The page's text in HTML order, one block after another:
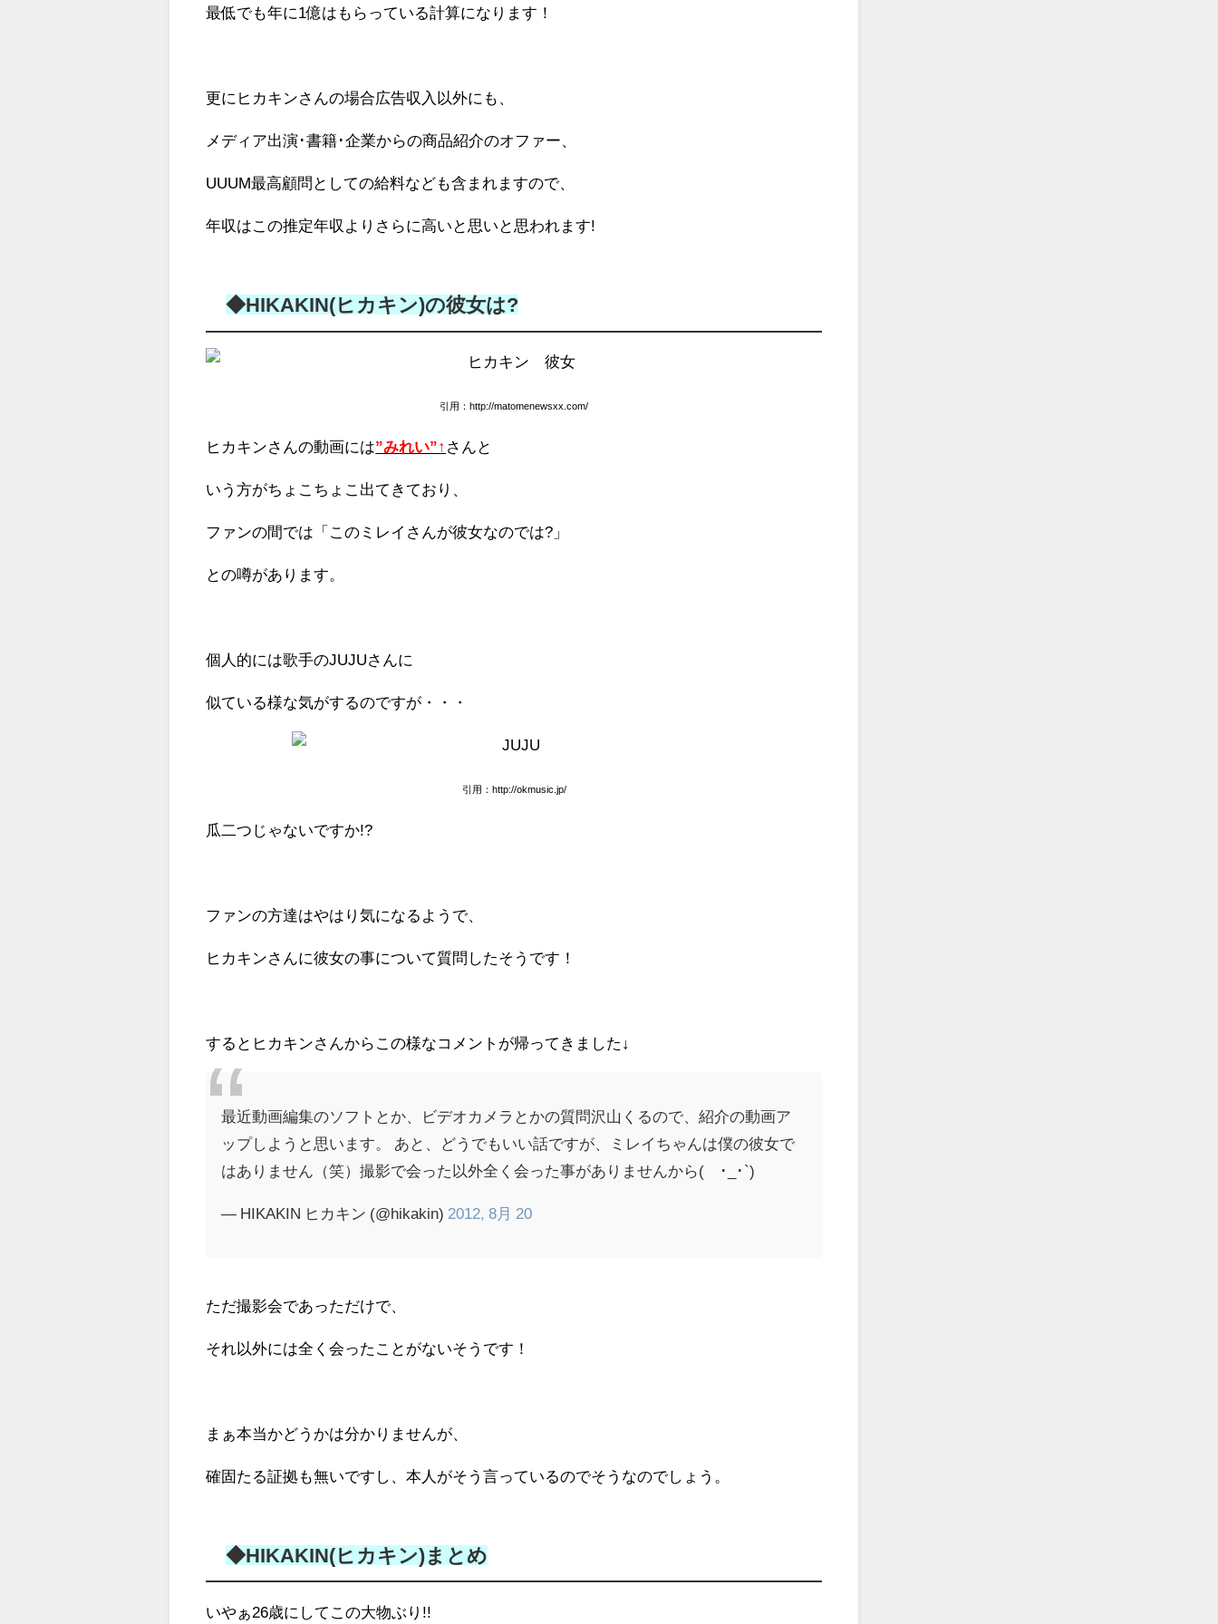
最低でも年に1億はもらっている計算になります！
更にヒカキンさんの場合広告収入以外にも、
メディア出演･書籍･企業からの商品紹介のオファー、
UUUM最高顧問としての給料なども含まれますので、
年収はこの推定年収よりさらに高いと思いと思われます!
◆HIKAKIN(ヒカキン)の彼女は?
引用：http://matomenewsxx.com/
ヒカキンさんの動画には”みれい”↑ さんと
いう方がちょこちょこ出てきており、
ファンの間では「このミレイさんが彼女なのでは?」
との噂があります。
個人的には歌手のJUJUさんに
似ている様な気がするのですが・・・
引用：http://okmusic.jp/
瓜二つじゃないですか!?
ファンの方達はやはり気になるようで、
ヒカキンさんに彼女の事について質問したそうです！
するとヒカキンさんからこの様なコメントが帰ってきました↓
最近動画編集のソフトとか、ビデオカメラとかの質問沢山くるので、紹介の動画ア
ップしようと思います。 あと、どうでもいい話ですが、ミレイちゃんは僕の彼女で
はありません（笑）撮影で会った以外全く会った事がありませんから(´･_･`)
— HIKAKIN ヒカキン (@hikakin) 2012, 8月 20
ただ撮影会であっただけで、
それ以外には全く会ったことがないそうです！
まぁ本当かどうかは分かりませんが、
確固たる証拠も無いですし、本人がそう言っているのでそうなのでしょう。
◆HIKAKIN(ヒカキン)まとめ
いやぁ26歳にしてこの大物ぶり!!